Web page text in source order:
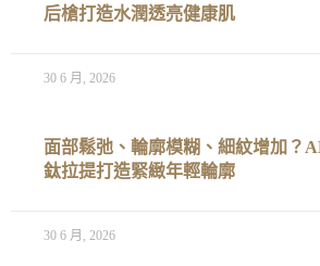
后槍打造水潤透亮健康肌
30 6 月, 2026
面部鬆弛、輪廓模糊、細紋增加？
鈦拉提打造緊緻年輕輪廓
30 6 月, 2026